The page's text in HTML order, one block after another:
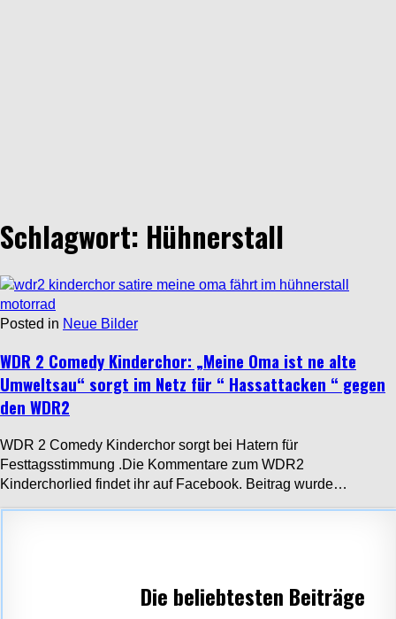
Schlagwort: Hühnerstall
Posted in Neue Bilder
WDR 2 Comedy Kinderchor: „Meine Oma ist ne alte
Umweltsau“ sorgt im Netz für “ Hassattacken “ gegen
den WDR2
WDR 2 Comedy Kinderchor sorgt bei Hatern für
Festtagsstimmung .Die Kommentare zum WDR2
Kinderchorlied findet ihr auf Facebook. Beitrag wurde…
Die beliebtesten Beiträge